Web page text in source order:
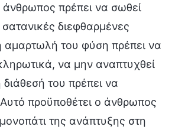
πρέπει να σωθεί
διεφθαρμένες
αμαρτωλή του φύση πρέπει να
να μην αναπτυχθεί
του πρέπει να
προϋποθέτει ο άνθρωπος
της ανάπτυξης στη